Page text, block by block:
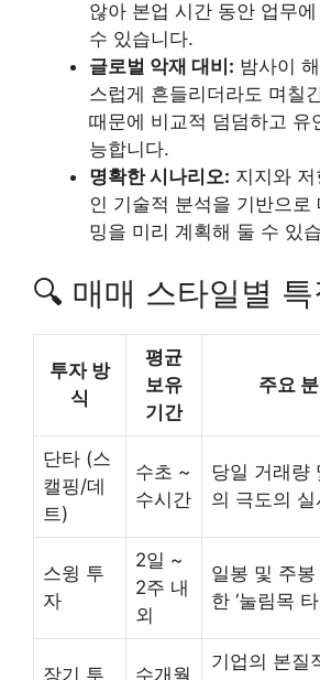
않아 본업 시간 동안 업무
수 있습니다.
글로벌 악재 대비: 밤사이
스럽게 흔들리더라도 며칠
때문에 비교적 덤덤하고 유
능합니다.
명확한 시나리오: 지지와
인 기술적 분석을 기반으로
밍을 미리 계획해 둘 수 있
🔍 매매 스타일별 특
투자 방
식
평균
보유
기간
주요
단타 (스
캘핑/데
트)
수초 ~
수시간
당일 거래량
의 극도의
스윙 투
자
2일 ~
2주 내
외
일봉 및 주
한 ‘눌림목
장기 투
수개월
기업의 본질